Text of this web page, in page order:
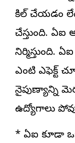
కిల్‌ చేయడం
చేస్తుంది. ఏఐ
నిర్మిస్తుంది.
ఎలాంటి ఎఫెక్ట్‌
నైపుణ్యాన్ని
ఉద్యోగాలు
* ఏఐ కూడా